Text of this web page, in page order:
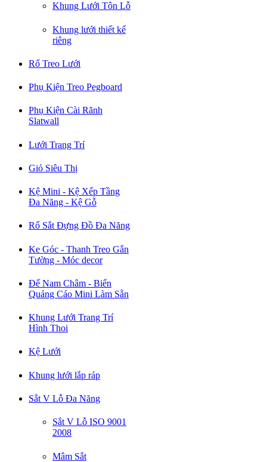
Khung Lưới Tôn Lỗ
Khung lưới thiết kế
riêng
Rổ Treo Lưới
Phụ Kiện Treo Pegboard
Phụ Kiện Cài Rãnh
Slatwall
Lưới Trang Trí
Giỏ Siêu Thị
Kệ Mini - Kệ Xếp Tầng
Đa Năng - Kệ Gỗ
Rổ Sắt Đựng Đồ Đa Năng
Ke Góc - Thanh Treo Gắn
Tường - Móc decor
Đế Nam Châm - Biển
Quảng Cáo Mini Làm Sẵn
Khung Lưới Trang Trí
Hình Thoi
Kệ Lưới
Khung lưới lắp ráp
Sắt V Lỗ Đa Năng
Sắt V Lỗ ISO 9001
2008
Mâm Sắt